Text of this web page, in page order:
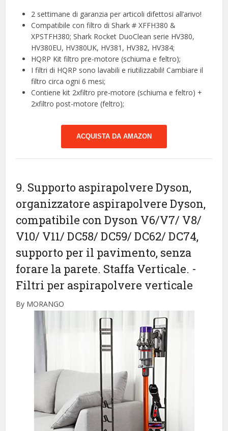
2 settimane di garanzia per articoli difettosi all’arivo!
Compatibile con filtro di Shark # XFFH380 &
XPSTFH380; Shark Rocket DuoClean serie HV380,
HV380EU, HV380UK, HV381, HV382, HV384;
HQRP Kit filtro pre-motore (schiuma e feltro);
I filtri di HQRP sono lavabili e riutilizzabili! Cambiare il
filtro circa ogni 6 mesi;
Contiene kit 2xfiltro pre-motore (schiuma e feltro) +
2xfiltro post-motore (feltro);
ACQUISTA DA AMAZON
9. Supporto aspirapolvere Dyson,
organizzatore aspirapolvere Dyson,
compatibile con Dyson V6/V7/ V8/
V10/ V11/ DC58/ DC59/ DC62/ DC74,
supporto per il pavimento, senza
forare la parete. Staffa Verticale. -
Filtri per aspirapolvere verticale
By MORANGO